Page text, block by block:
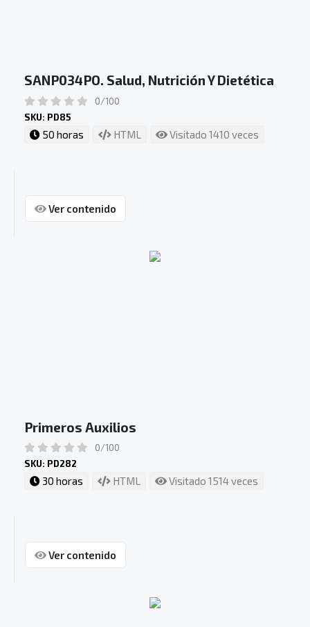
SANP034PO. Salud, Nutrición Y Dietética
0/100
SKU: PD85
50 horas HTML Visitado 1410 veces
Ver contenido
Primeros Auxilios
0/100
SKU: PD282
30 horas HTML Visitado 1514 veces
Ver contenido